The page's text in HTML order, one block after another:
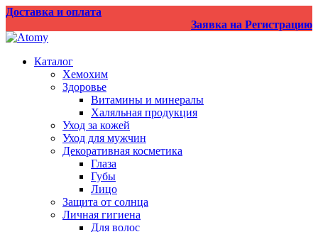
Перейти
содержанию
Доставка и оплата
Заявка на Регистрацию
Каталог
Хемохим
Здоровье
Витамины и минералы
Халяльная продукция
Уход за кожей
Уход для мужчин
Декоративная косметика
Глаза
Губы
Лицо
Защита от солнца
Личная гигиена
Для волос